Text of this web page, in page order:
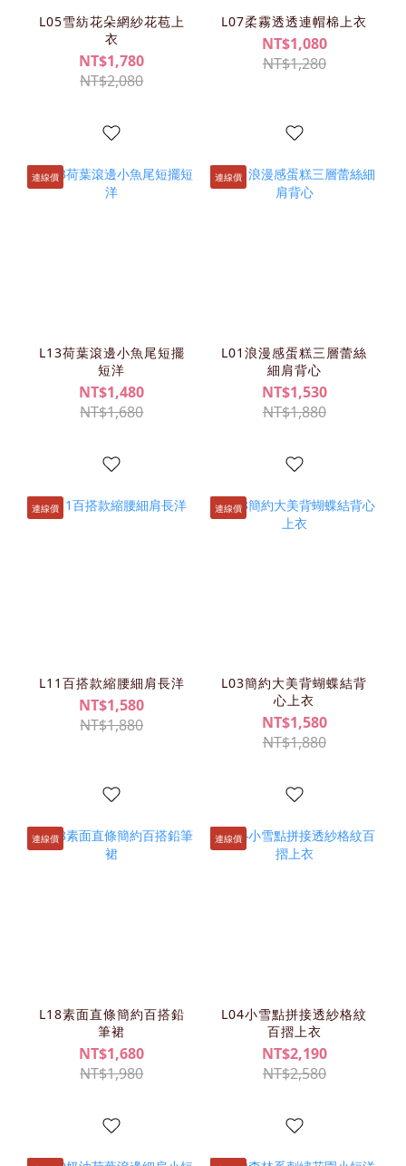
L05雪紡花朵網紗花苞上
衣
NT$1,780
NT$2,080
L07柔霧透透連帽棉上衣
NT$1,080
NT$1,280
連線價
L13荷葉滾邊小魚尾短擺
短洋
NT$1,480
NT$1,680
連線價
L01浪漫感蛋糕三層蕾絲
細肩背心
NT$1,530
NT$1,880
連線價
L11百搭款縮腰細肩長洋
NT$1,580
NT$1,880
連線價
L03簡約大美背蝴蝶結背
心上衣
NT$1,580
NT$1,880
連線價
L18素面直條簡約百搭鉛
筆裙
NT$1,680
NT$1,980
連線價
L04小雪點拼接透紗格紋
百摺上衣
NT$2,190
NT$2,580